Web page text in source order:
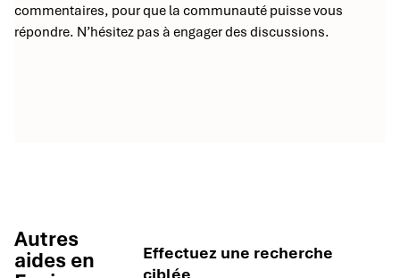
commentaires, pour que la communauté puisse vous
répondre. N’hésitez pas à engager des discussions.
Autres
aides en
Effectuez une recherche